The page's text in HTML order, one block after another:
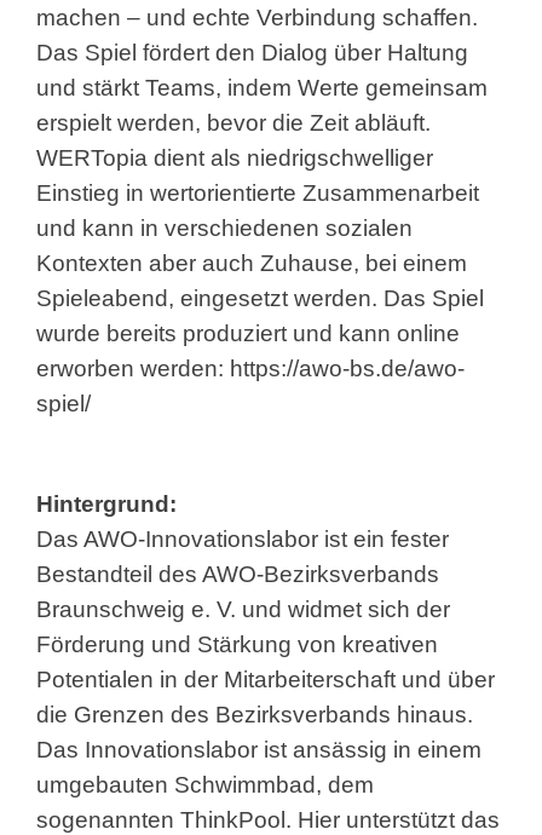
machen – und echte Verbindung schaffen.
Das Spiel fördert den Dialog über Haltung
und stärkt Teams, indem Werte gemeinsam
erspielt werden, bevor die Zeit abläuft.
WERTopia dient als niedrigschwelliger
Einstieg in wertorientierte Zusammenarbeit
und kann in verschiedenen sozialen
Kontexten aber auch Zuhause, bei einem
Spieleabend, eingesetzt werden. Das Spiel
wurde bereits produziert und kann online
erworben werden: https://awo-bs.de/awo-
spiel/
Hintergrund:
Das AWO-Innovationslabor ist ein fester
Bestandteil des AWO-Bezirksverbands
Braunschweig e. V. und widmet sich der
Förderung und Stärkung von kreativen
Potentialen in der Mitarbeiterschaft und über
die Grenzen des Bezirksverbands hinaus.
Das Innovationslabor ist ansässig in einem
umgebauten Schwimmbad, dem
sogenannten ThinkPool. Hier unterstützt das